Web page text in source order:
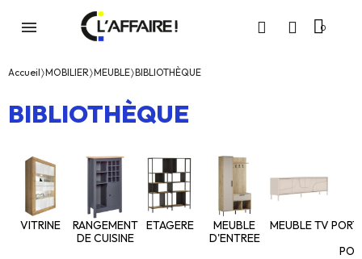
Accueil MOBILIER MEUBLE BIBLIOTHÈQUE
BIBLIOTHÈQUE
VITRINE
RANGEMENT
DE CUISINE
ETAGERE
MEUBLE
D'ENTREE
MEUBLE TV